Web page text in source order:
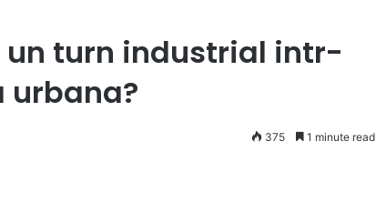
turn industrial intr-
urbana?
375 1 minute read